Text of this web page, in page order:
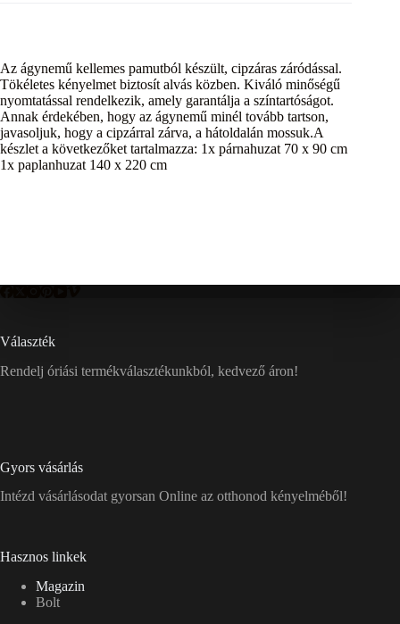
Az ágynemű kellemes pamutból készült, cipzáras záródással.
Tökéletes kényelmet biztosít alvás közben. Kiváló minőségű
nyomtatással rendelkezik, amely garantálja a színtartóságot.
Annak érdekében, hogy az ágynemű minél tovább tartson,
javasoljuk, hogy a cipzárral zárva, a hátoldalán mossuk.A
készlet a következőket tartalmazza: 1x párnahuzat 70 x 90 cm
1x paplanhuzat 140 x 220 cm
Választék
Rendelj óriási termékválasztékunkból, kedvező áron!
Gyors vásárlás
Intézd vásárlásodat gyorsan Online az otthonod kényelméből!
Hasznos linkek
Magazin
Bolt